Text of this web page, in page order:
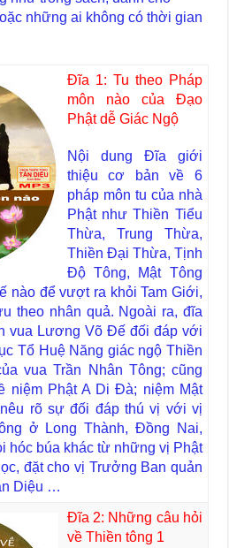
những ai không có thời gian
Đĩa 1: Tu theo Pháp
môn nào của Đạo
Phật dễ Giác Ngộ
Nội dung Đĩa giới
thiệu cơ bản về 6
pháp môn tu của nhà
Phật như Thiền Tiểu
Thừa, Trung Thừa,
Thiền Đại Thừa, Tịnh
Độ Tông, Mật Tông
nào để vượt ra khỏi Tam Giới,
theo nhân quả. Ngoài ra, đĩa
vua Lương Võ Đế đối đáp với
Tổ Huệ Năng giác ngộ Thiền
vua Trần Nhân Tông; cũng
niệm Phật A Di Đà; niệm Mật
rõ sự đối đáp thú vị với vị
ở Long Thành, Đồng Nai,
hóc búa khác từ những vị Phật
đặt cho vị Trưởng Ban quản
Diệu …
Đĩa 2: Những câu hỏi
về Thiền tông 1